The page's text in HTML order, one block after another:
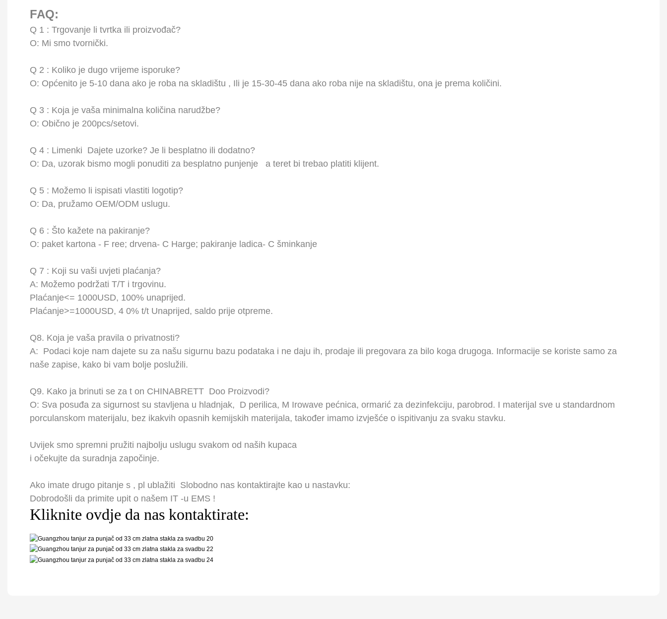
FAQ:
Q 1 : Trgovanje li tvrtka ili proizvođač?
O: Mi smo tvornički.
Q 2 : Koliko je dugo vrijeme isporuke?
O: Općenito je 5-10 dana ako je roba na skladištu , Ili je 15-30-45 dana ako roba nije na skladištu, ona je prema količini.
Q 3 : Koja je vaša minimalna količina narudžbe?
O: Obično je 200pcs/setovi.
Q 4 : Limenki Dajete uzorke? Je li besplatno ili dodatno?
O: Da, uzorak bismo mogli ponuditi za besplatno punjenje
a teret bi trebao platiti klijent.
Q 5 : Možemo li ispisati vlastiti logotip?
O: Da, pružamo OEM/ODM uslugu.
Q 6 : Što kažete na pakiranje?
O: paket kartona - F ree; drvena- C Harge; pakiranje ladica- C šminkanje
Q 7 : Koji su vaši uvjeti plaćanja?
A: Možemo podržati T/T i trgovinu.
Plaćanje<= 1000USD, 100% unaprijed.
Plaćanje>=1000USD, 4 0% t/t Unaprijed, saldo prije otpreme.
Q8. Koja je vaša pravila o privatnosti?
A: Podaci koje nam dajete su za našu sigurnu bazu podataka i ne daju ih, prodaje ili pregovara za bilo koga drugoga. Informacije se koriste samo za
naše zapise, kako bi vam bolje poslužili.
Q9. Kako ja brinuti se za t on CHINABRETT Doo Proizvodi?
O: Sva posuđa za sigurnost su stavljena u hladnjak, D perilica, M Irowave pećnica, ormarić za dezinfekciju, parobrod. I materijal sve u standardnom
porculanskom materijalu, bez ikakvih opasnih kemijskih materijala, također imamo izvješće o ispitivanju za svaku stavku.
Uvijek smo spremni pružiti najbolju uslugu svakom od naših kupaca
i očekujte da suradnja započinje.
Ako imate drugo pitanje s , pl ublažiti Slobodno nas kontaktirajte kao u nastavku:
Dobrodošli da primite upit o našem IT -u EMS !
Kliknite ovdje da nas kontaktirate: